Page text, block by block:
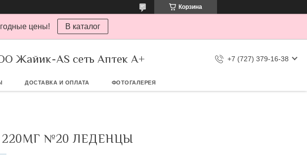
Корзина
цены! В каталог
Жайик-AS сеть Аптек А+ +7 (727) 379-16-38
ДОСТАВКА И ОПЛАТА ФОТОГАЛЕРЕЯ
220МГ №20 ЛЕДЕНЦЫ